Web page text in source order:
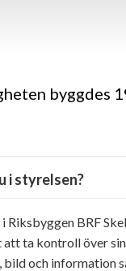
byggdes
i styrelsen?
Riksbyggen BRF
ta kontroll över
bild och information